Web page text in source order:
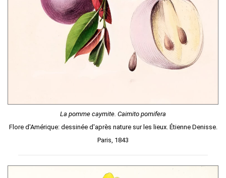
La pomme caymite. Caimito pomifera
Flore d'Amérique: dessinée d'après nature sur les lieux. Étienne Denisse.
Paris, 1843